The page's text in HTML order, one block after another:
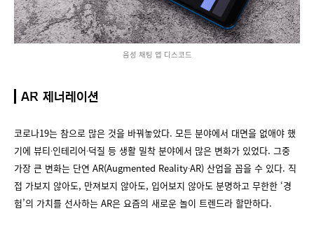
음성 채팅 앱 디스코드
AR 제너레이션
코로나19는 참으로 많은 것을 바꿔놓았다. 모든 분야에서 대면을 없애야 했
기에 뷰티∙인테리어∙덕질 등 생활 밀착 분야에서 많은 변화가 있었다. 그중
가장 큰 변화는 단연 AR(Augmented Reality∙AR) 산업을 꼽을 수 있다. 직
접 가보지 않아도, 만져보지 않아도, 입어보지 않아도 분명하고 무한한 ‘경
험’의 가치를 선사하는 AR은 요즘의 새로운 놀이 트렌드라 할만하다.